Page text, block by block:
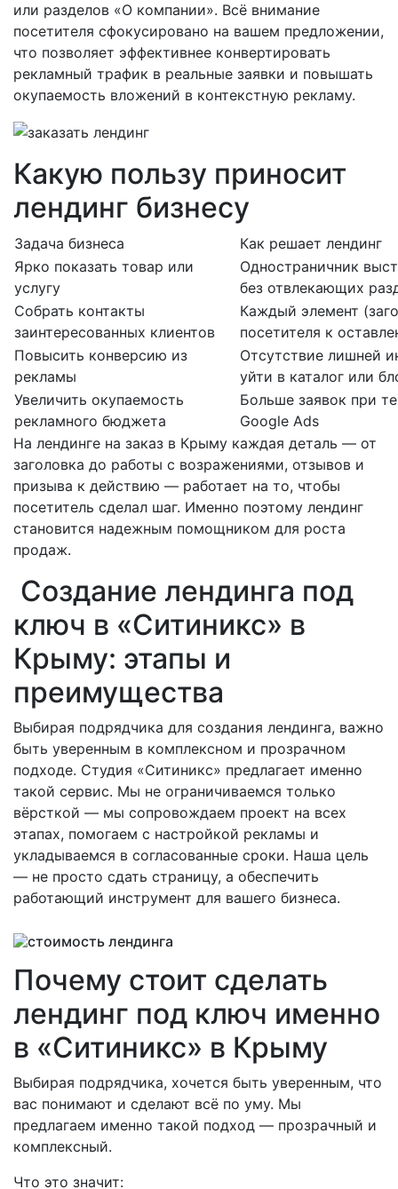
или разделов «О компании». Всё внимание
посетителя сфокусировано на вашем предложении,
что позволяет эффективнее конвертировать
рекламный трафик в реальные заявки и повышать
окупаемость вложений в контекстную рекламу.
Какую пользу приносит
лендинг бизнесу
Задача бизнеса
Как решает лендинг
Ярко показать товар или
услугу
Одностраничник
без отвлекающих
Собрать контакты
заинтересованных клиентов
Каждый элемент
посетителя к
Повысить конверсию из
рекламы
Отсутствие лишней
уйти в каталог или
Увеличить окупаемость
рекламного бюджета
Больше заявок при
Google Ads
На лендинге на заказ в Крыму каждая деталь — от
заголовка до работы с возражениями, отзывов и
призыва к действию — работает на то, чтобы
посетитель сделал шаг. Именно поэтому лендинг
становится надежным помощником для роста
продаж.
Создание лендинга под
ключ в «Ситиникс» в
Крыму: этапы и
преимущества
Выбирая подрядчика для создания лендинга, важно
быть уверенным в комплексном и прозрачном
подходе. Студия «Ситиникс» предлагает именно
такой сервис. Мы не ограничиваемся только
вёрсткой — мы сопровождаем проект на всех
этапах, помогаем с настройкой рекламы и
укладываемся в согласованные сроки. Наша цель
— не просто сдать страницу, а обеспечить
работающий инструмент для вашего бизнеса.
Почему стоит сделать
лендинг под ключ именно
в «Ситиникс» в Крыму
Выбирая подрядчика, хочется быть уверенным, что
вас понимают и сделают всё по уму. Мы
предлагаем именно такой подход — прозрачный и
комплексный.
Что это значит: